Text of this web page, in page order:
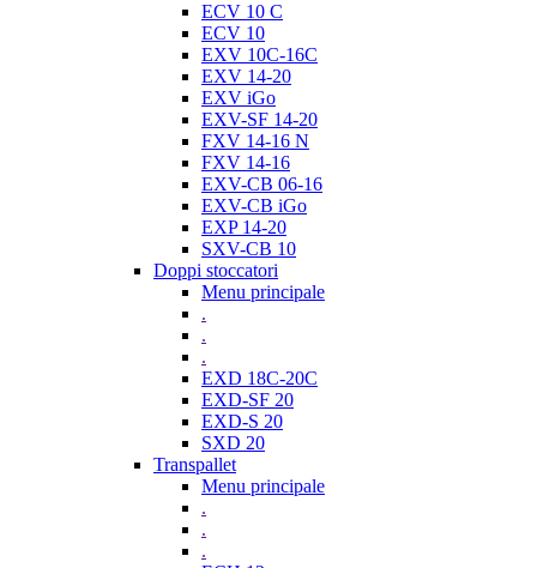
ECV 10 C
ECV 10
EXV 10C-16C
EXV 14-20
EXV iGo
EXV-SF 14-20
FXV 14-16 N
FXV 14-16
EXV-CB 06-16
EXV-CB iGo
EXP 14-20
SXV-CB 10
Doppi stoccatori
Menu principale
.
.
.
EXD 18C-20C
EXD-SF 20
EXD-S 20
SXD 20
Transpallet
Menu principale
.
.
.